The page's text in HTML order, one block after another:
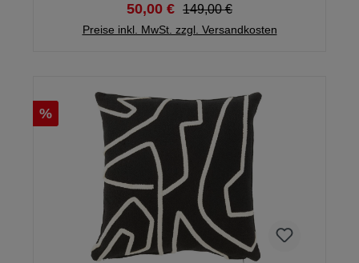
50,00 € 149,00 €
Preise inkl. MwSt. zzgl. Versandkosten
%